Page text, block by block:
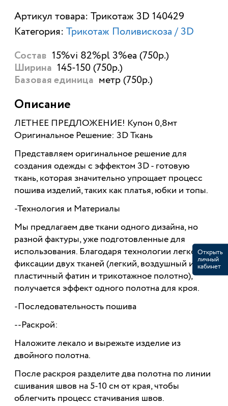
Артикул товара: Трикотаж 3D 140429
Категория: Трикотаж Поливискоза / 3D
Состав 15%vi 82%pl 3%ea (750р.)
Ширина 145-150 (750р.)
Базовая единица метр (750р.)
Описание
ЛЕТНЕЕ ПРЕДЛОЖЕНИЕ! Купон 0,8мт
Оригинальное Решение: 3D Ткань
Представляем оригинальное решение для
создания одежды с эффектом 3D - готовую
ткань, которая значительно упрощает процесс
пошива изделий, таких как платья, юбки и топы.
-Технология и Материалы
Мы предлагаем две ткани одного дизайна, но
разной фактуры, уже подготовленные для
использования. Благодаря технологии легкой
фиксации двух тканей (легкий, воздушный и
пластичный фатин и трикотажное полотно),
получается эффект одного полотна для кроя.
-Последовательность пошива
--Раскрой:
Наложите лекало и вырежьте изделие из
двойного полотна.
После раскроя разделите два полотна по линии
сшивания швов на 5-10 см от края, чтобы
облегчить процесс стачивания швов.
Открыть
личный
кабинет